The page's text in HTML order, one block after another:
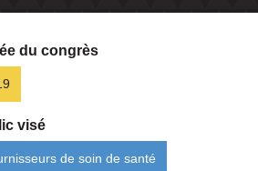
du congrès
visé
de soin de santé